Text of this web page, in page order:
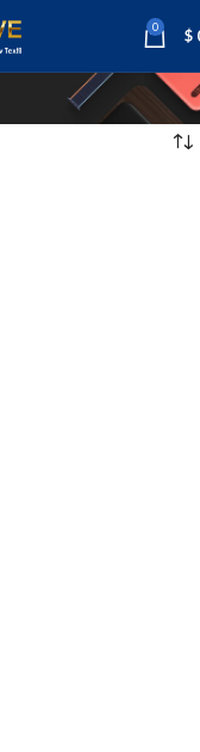
0 $